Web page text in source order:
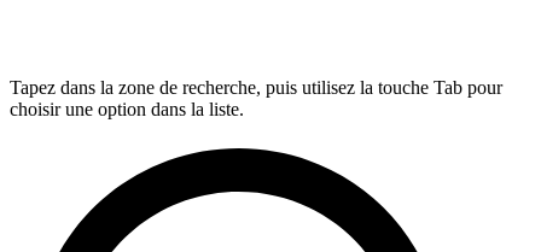
Tapez dans la zone de recherche, puis utilisez la touche Tab pour
choisir une option dans la liste.